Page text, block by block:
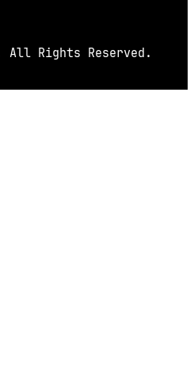
All Rights Reserved.